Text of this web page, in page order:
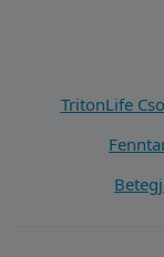
TritonLife